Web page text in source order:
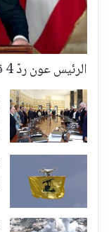
الرئيس عون ردّ 4 قوانين إلى مجلس النواب